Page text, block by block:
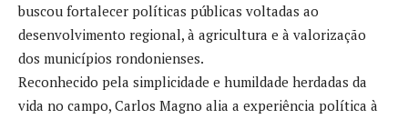
buscou fortalecer políticas públicas voltadas ao
desenvolvimento regional, à agricultura e à valorização
dos municípios rondonienses.
Reconhecido pela simplicidade e humildade herdadas da
vida no campo, Carlos Magno alia a experiência política à